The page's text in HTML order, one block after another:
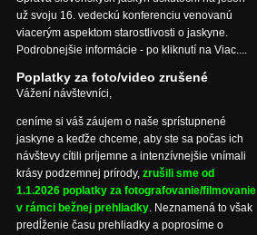
už svoju 16. vedeckú konferenciu venovanú
viacerým aspektom starostlivosti o jaskyne.
Podrobnejšie informácie - po kliknutí na Viac....
Poplatky za foto/video zrušené
Vážení návštevníci,
ceníme si váš záujem o naše sprístupnené
jaskyne a keďže chceme, aby ste sa počas ich
návštevy cítili príjemne a intenzívnejšie vnímali
krásy podzemnej prírody, zrušili sme od
1.1.2026 poplatky za fotografovanie/filmovanie
v rámci bežnej prehliadky. Neznamená to však
predĺženie času prehliadky a poprosíme o